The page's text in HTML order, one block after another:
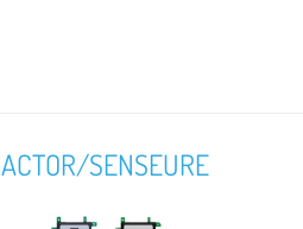
ACTOR/SENSEURE